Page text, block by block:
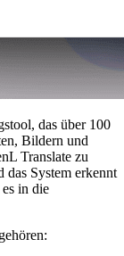
das über 100
Bildern und
Translate zu
das System erkennt
in die